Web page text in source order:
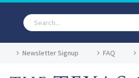
Newsletter Signup FAQ